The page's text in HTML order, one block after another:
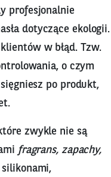
profesjonalnie
dotyczące ekologii.
w błąd. Tzw.
o czym
po produkt,
zwykle nie są
fragrans, zapachy,